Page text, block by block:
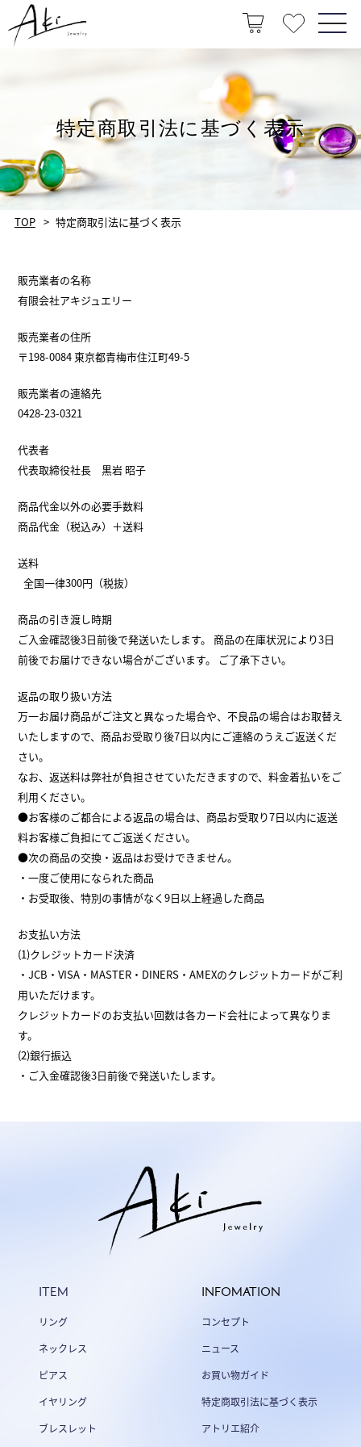
特定商取引法に基づく表示
TOP 特定商取引法に基づく表示
販売業者の名称
有限会社アキジュエリー
販売業者の住所
〒198-0084 東京都青梅市住江町49-5
販売業者の連絡先
0428-23-0321
代表者
代表取締役社長 黒岩 昭子
商品代金以外の必要手数料
商品代金（税込み）＋送料
送料
全国一律300円（税抜）
商品の引き渡し時期
ご入金確認後3日前後で発送いたします。 商品の在庫状況により3日
前後でお届けできない場合がございます。 ご了承下さい。
返品の取り扱い方法
万一お届け商品がご注文と異なった場合や、不良品の場合はお取替え
いたしますので、商品お受取り後7日以内にご連絡のうえご返送くだ
さい。
なお、返送料は弊社が負担させていただきますので、料金着払いをご
利用ください。
●お客様のご都合による返品の場合は、商品お受取り7日以内に返送
料お客様ご負担にてご返送ください。
●次の商品の交換・返品はお受けできません。
・一度ご使用になられた商品
・お受取後、特別の事情がなく9日以上経過した商品
お支払い方法
(1)クレジットカード決済
・JCB・VISA・MASTER・DINERS・AMEXのクレジットカードがご利
用いただけます。
クレジットカードのお支払い回数は各カード会社によって異なりま
す。
(2)銀行振込
・ご入金確認後3日前後で発送いたします。
ITEM
リング
ネックレス
ピアス
イヤリング
ブレスレット
INFOMATION
コンセプト
ニュース
お買い物ガイド
特定商取引法に基づく表示
アトリエ紹介